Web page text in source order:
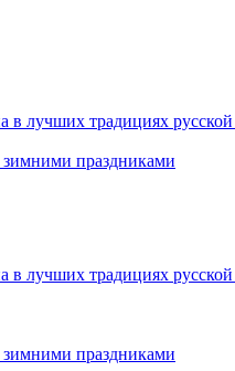
лучших традициях
праздниками
лучших традициях
праздниками